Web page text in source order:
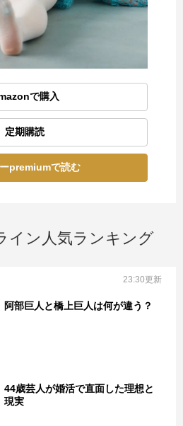
で購入
定期購読
premiumで読む
イン人気ランキング
23:30更新
阿部巨人と橋上巨人は何が違う？
44歳芸人が婚活で直面した理想と
現実